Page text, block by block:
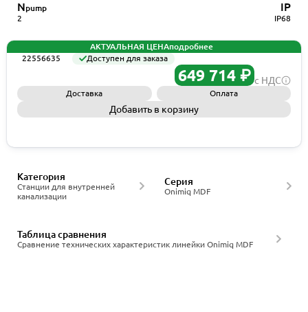
Npump
2
IP
IP68
АКТУАЛЬНАЯ ЦЕНАподробнее
22556635
Доступен для заказа
649 714 ₽ с НДС
Доставка Оплата
Добавить в корзину
Станции для внутренней
канализации
Категория
Onimiq MDF
Серия
Сравнение технических характеристик линейки Onimiq MDF
Таблица сравнения